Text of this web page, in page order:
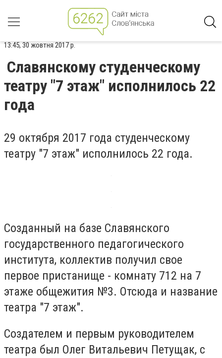
13:45, 30 жовтня 2017 р.
Славянскому студенческому
театру "7 этаж" исполнилось 22
года
29 октября 2017 года студенческому
театру "7 этаж" исполнилось 22 года.
Созданный на базе Славянского
государственного педагогического
института, коллектив получил свое
первое пристанище - комнату 712 на 7
этаже общежития №3. Отсюда и название
театра "7 этаж".
Создателем и первым руководителем
театра был Олег Витальевич Петущак, с